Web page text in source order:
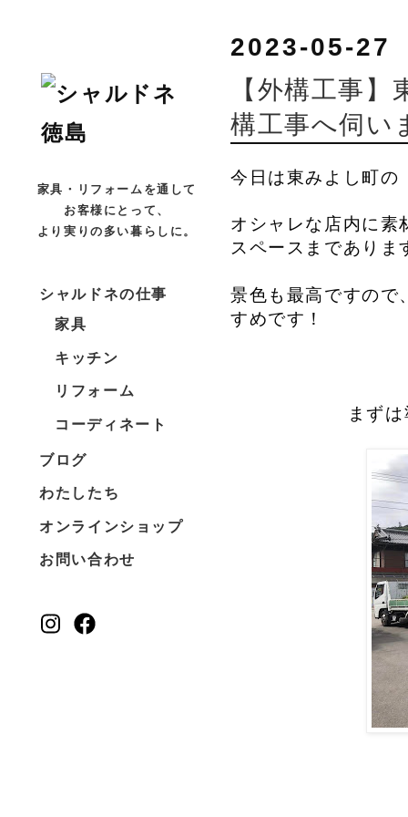
家具・リフォームを通して
お客様にとって、
より実りの多い暮らしに。
シャルドネの仕事
家具
キッチン
リフォーム
コーディネート
ブログ
わたしたち
オンラインショップ
お問い合わせ
2023-05-27
【外構工事
構工事へ伺い
今日は東みよし町の
オシャレな店内に素
スペースまでありま
景色も最高ですので
すめです！
まず